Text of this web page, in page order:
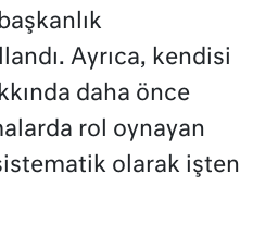
Ayrıca, kendisi
daha önce
rol oynayan
olarak işten